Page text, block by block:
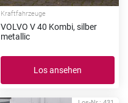
Kraftfahrzeuge
VOLVO V 40 Kombi, silber
metallic
Los ansehen